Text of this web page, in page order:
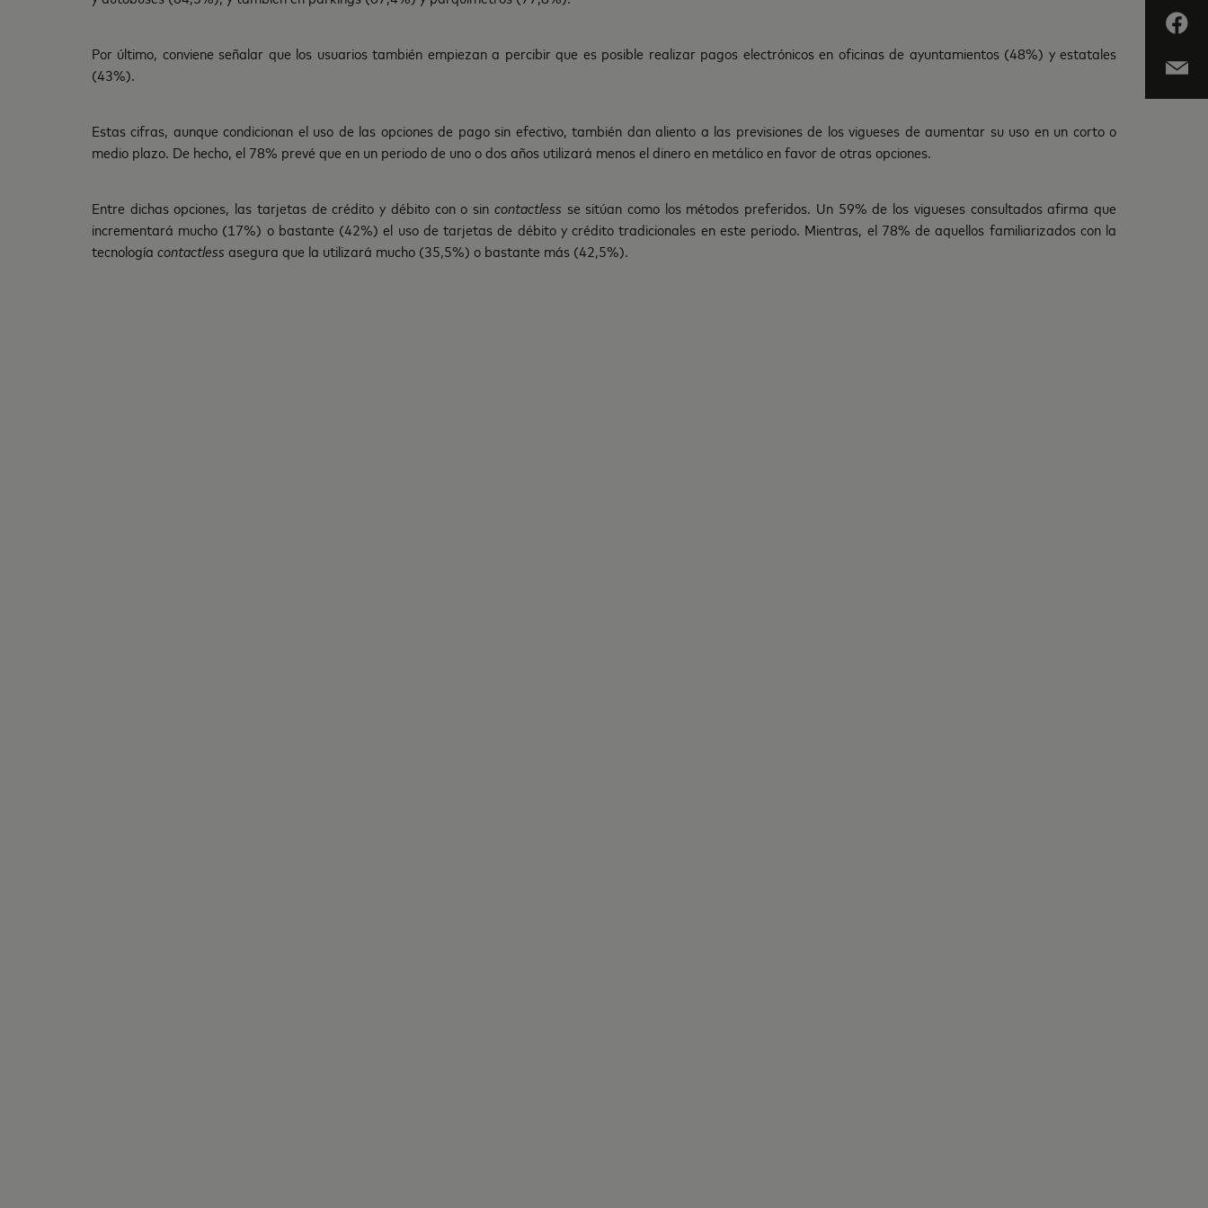
Por último, conviene señalar que los usuarios también empiezan a percibir que es posible realizar pagos electrónicos en oficinas de ayuntamientos (48%) y estatales
(43%).
Estas cifras, aunque condicionan el uso de las opciones de pago sin efectivo, también dan aliento a las previsiones de los vigueses de aumentar su uso en un corto o
medio plazo. De hecho, el 78% prevé que en un periodo de uno o dos años utilizará menos el dinero en metálico en favor de otras opciones.
Entre dichas opciones, las tarjetas de crédito y débito con o sin contactless se sitúan como los métodos preferidos. Un 59% de los vigueses consultados afirma que
incrementará mucho (17%) o bastante (42%) el uso de tarjetas de débito y crédito tradicionales en este periodo. Mientras, el 78% de aquellos familiarizados con la
tecnología contactless asegura que la utilizará mucho (35,5%) o bastante más (42,5%).